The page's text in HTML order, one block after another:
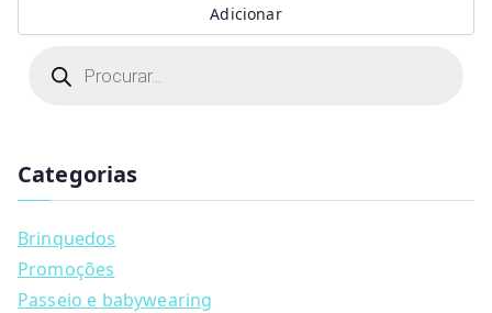
Adicionar
s
s
a
r
c
h
Categorias
Brinquedos
Promoções
Passeio e babywearing